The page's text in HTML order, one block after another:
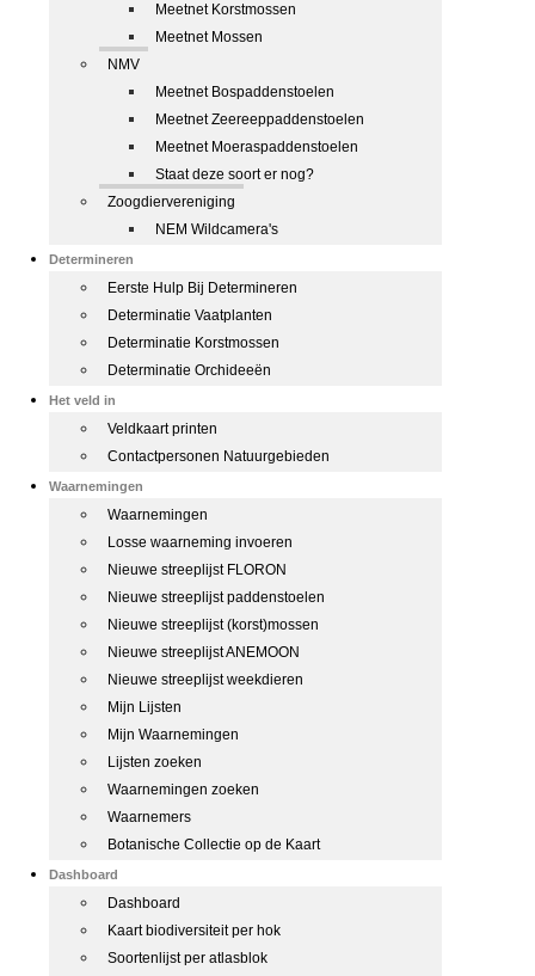
Meetnet Korstmossen
Meetnet Mossen
NMV
Meetnet Bospaddenstoelen
Meetnet Zeereeppaddenstoelen
Meetnet Moeraspaddenstoelen
Staat deze soort er nog?
Zoogdiervereniging
NEM Wildcamera's
Determineren
Eerste Hulp Bij Determineren
Determinatie Vaatplanten
Determinatie Korstmossen
Determinatie Orchideeën
Het veld in
Veldkaart printen
Contactpersonen Natuurgebieden
Waarnemingen
Waarnemingen
Losse waarneming invoeren
Nieuwe streeplijst FLORON
Nieuwe streeplijst paddenstoelen
Nieuwe streeplijst (korst)mossen
Nieuwe streeplijst ANEMOON
Nieuwe streeplijst weekdieren
Mijn Lijsten
Mijn Waarnemingen
Lijsten zoeken
Waarnemingen zoeken
Waarnemers
Botanische Collectie op de Kaart
Dashboard
Dashboard
Kaart biodiversiteit per hok
Soortenlijst per atlasblok